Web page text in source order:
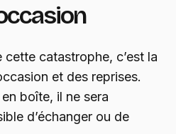
cette catastrophe, c’est la
et des reprises.
boîte, il ne sera
d’échanger ou de